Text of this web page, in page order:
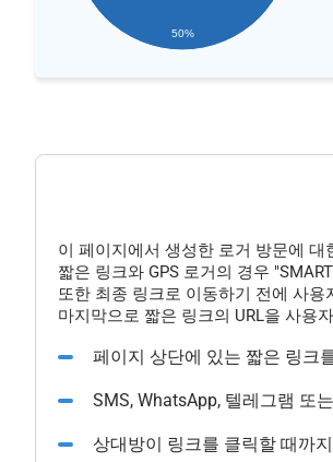
50%
이 페이지에서 생성한 로거 방문에
짧은 링크와 GPS 로거의 경우
또한 최종 링크로 이동하기 전에 사
마지막으로 짧은 링크의 URL을 사용
페이지 상단에 있는 짧은 링크
SMS, WhatsApp, 텔레그램 또
상대방이 링크를 클릭할 때까